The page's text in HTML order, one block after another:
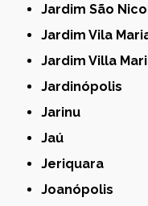
Jardim São
Jardim Vila
Jardim Villa
Jardinópolis
Jarinu
Jaú
Jeriquara
Joanópolis